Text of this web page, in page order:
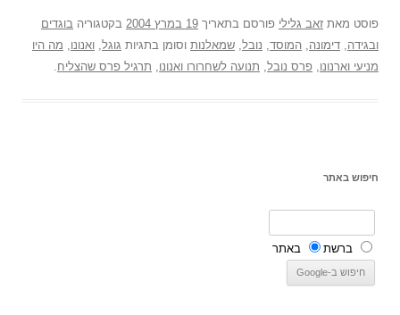
פוסט מאת זאב גלילי פורסם בתאריך 19 במרץ 2004 בקטגוריה בוגדים
ובגידה, דימונה, המוסד, נובל, שמאלנות וסומן בתגיות גוגל, ואנונו, מה היו
מניעי וארנונו, פרס נובל, תנועה לשחרורו ואנונו, תרגיל פרס שהצליח.
חיפוש באתר
ברשת באתר